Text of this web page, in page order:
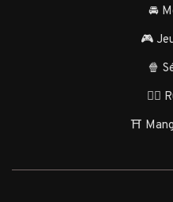
🚘
🎮
🍿
🏃‍♂️
⛩️